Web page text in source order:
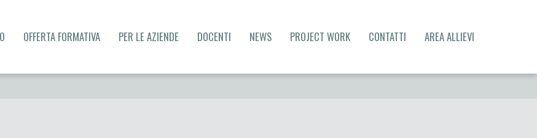
OFFERTA FORMATIVA PER LE AZIENDE DOCENTI NEWS PROJECT WORK CONTATTI AREA ALLIEVI